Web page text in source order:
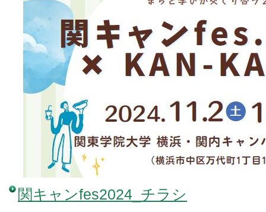
関キャンfes2024_チラシ